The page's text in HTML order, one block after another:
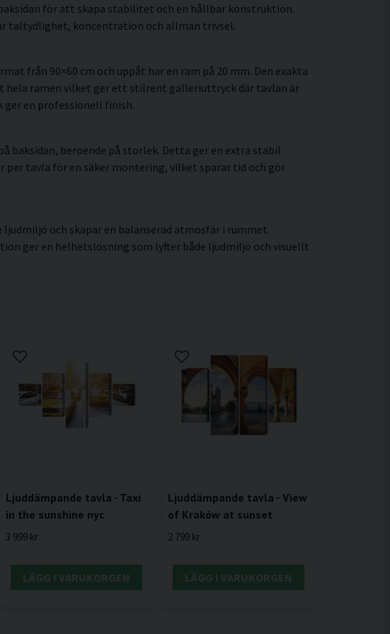
för att skapa stabilitet och en hållbar konstruktion.
taltydlighet, koncentration och allmän trivsel.
från 90×60 cm och uppåt har en ram på 20 mm. Den exakta
hela ramen vilket ger ett stilrent galleriuttryck där tavlan är
ger en professionell finish.
baksidan, beroende på storlek. Detta ger en extra stabil
per tavla för en säker montering, vilket sparar tid och gör
och skapar en balanserad atmosfär i rummet.
ger en helhetslösning som lyfter både ljudmiljö och visuellt
Ljuddämpande tavla - Taxi
in the sunshine nyc
3 999 kr
LÄGG I VARUKORGEN
Ljuddämpande tavla - View
of Kraków at sunset
2 799 kr
LÄGG I VARUKORGEN